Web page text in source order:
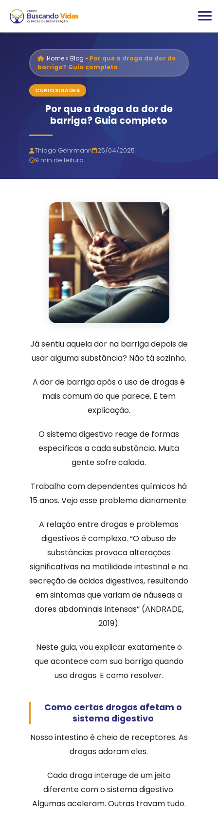
Home» Blog » Por que a droga da dor de
barriga? Guia completo
CURIOSIDADES
Por que a droga da dor de
barriga? Guia completo
Thiago Gehrmann
25/04/2025
9 min de leitura
Já sentiu aquela dor na barriga depois de
usar alguma substância? Não tá sozinho.
A dor de barriga após o uso de drogas é
mais comum do que parece. E tem
explicação.
O sistema digestivo reage de formas
específicas a cada substância. Muita
gente sofre calada.
Trabalho com dependentes químicos há
15 anos. Vejo esse problema diariamente.
A relação entre drogas e problemas
digestivos é complexa. “O abuso de
substâncias provoca alterações
significativas na motilidade intestinal e na
secreção de ácidos digestivos, resultando
em sintomas que variam de náuseas a
dores abdominais intensas” (ANDRADE,
2019).
Neste guia, vou explicar exatamente o
que acontece com sua barriga quando
usa drogas. E como resolver.
Como certas drogas afetam o
sistema digestivo
Nosso intestino é cheio de receptores. As
drogas adoram eles.
Cada droga interage de um jeito
diferente com o sistema digestivo.
Algumas aceleram. Outras travam tudo.